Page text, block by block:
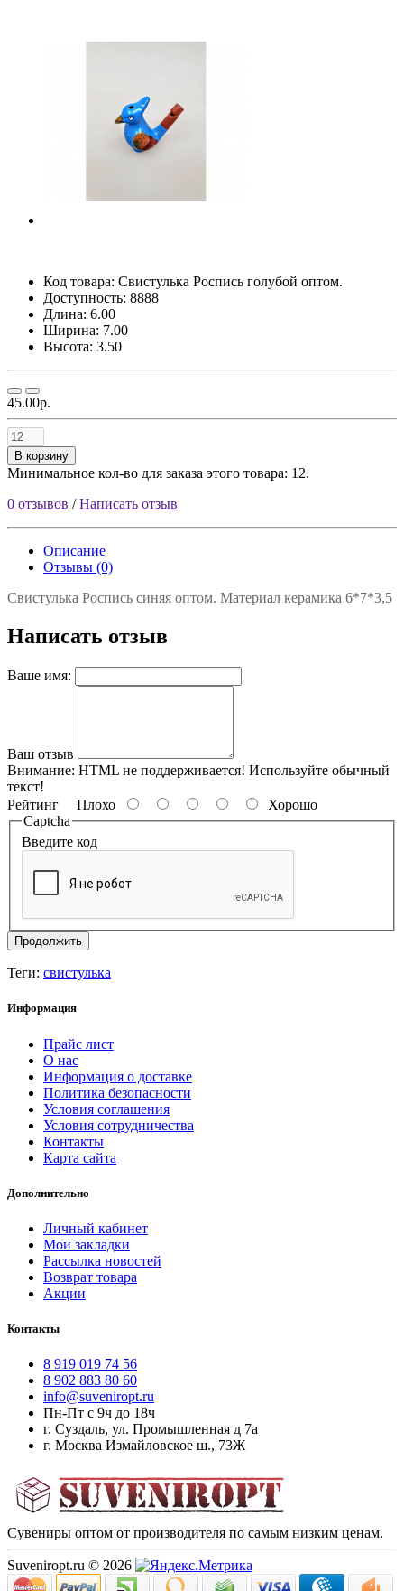
Код товара: Свистулька Роспись голубой оптом.
Доступность: 8888
Длина: 6.00
Ширина: 7.00
Высота: 3.50
45.00р.
В корзину
Минимальное кол-во для заказа этого товара: 12.
0 отзывов /Написать отзыв
Описание
Отзывы (0)
Свистулька Роспись синяя оптом. Материал керамика 6*7*3,5
Написать отзыв
Ваше имя:
Ваш отзыв
Внимание: HTML не поддерживается! Используйте обычный
текст!
Рейтинг Плохо
Хорошо
Captcha
Введите код
Продолжить
Теги: свистулька
Информация
Прайс лист
О нас
Информация о доставке
Политика безопасности
Условия соглашения
Условия сотрудничества
Контакты
Карта сайта
Дополнительно
Личный кабинет
Мои закладки
Рассылка новостей
Возврат товара
Акции
Контакты
8 919 019 74 56
8 902 883 80 60
info@suveniropt.ru
Пн-Пт с 9ч до 18ч
г. Суздаль, ул. Промышленная д 7а
г. Москва Измайловское ш., 73Ж
Сувениры оптом от производителя по самым низким ценам.
Suveniropt.ru © 2026